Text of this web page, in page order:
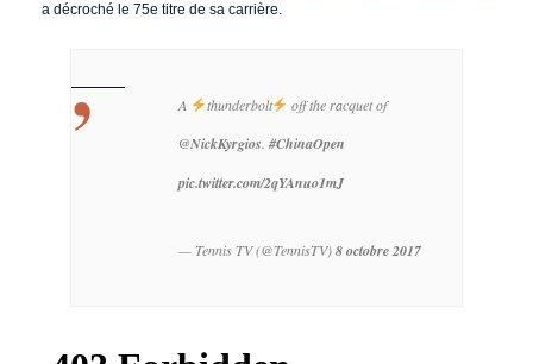
a décroché le 75e titre de sa carrière.
A thunderbolt off the racquet of
@NickKyrgios.#ChinaOpen
pic.twitter.com/2qYAnuo1mJ
— Tennis TV (@TennisTV)8 octobre 2017